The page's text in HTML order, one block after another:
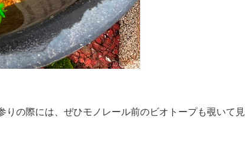
の際には、ぜひモノレール前のビオトープも覗いて見